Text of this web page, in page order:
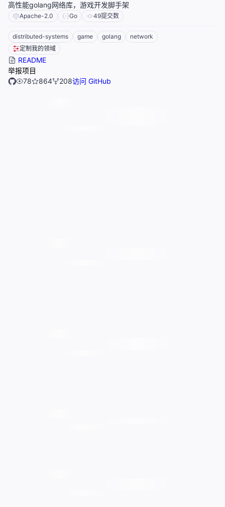
高性能golang网络库，游戏开发脚手架
Apache-2.0 Go 49提交数
distributed-systems game golang
network
定制我的领域
README
举报项目
78
864 208访问 GitHub